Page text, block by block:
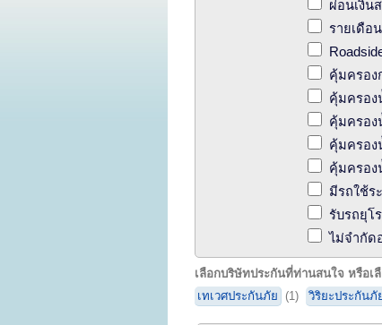
ผ่อนเงิน
รายเดือน
คุ้มครอง
คุ้มครอง
คุ้มครอง
คุ้มครอง
คุ้มครอง
มีรถใช้ร
รับรถยุโ
ไม่จำกัด
เลือกบริษัทประกันที่ท่านสนใจ หรือเ
เทเวศประกันภัย
(1) วิริยะประกันภั